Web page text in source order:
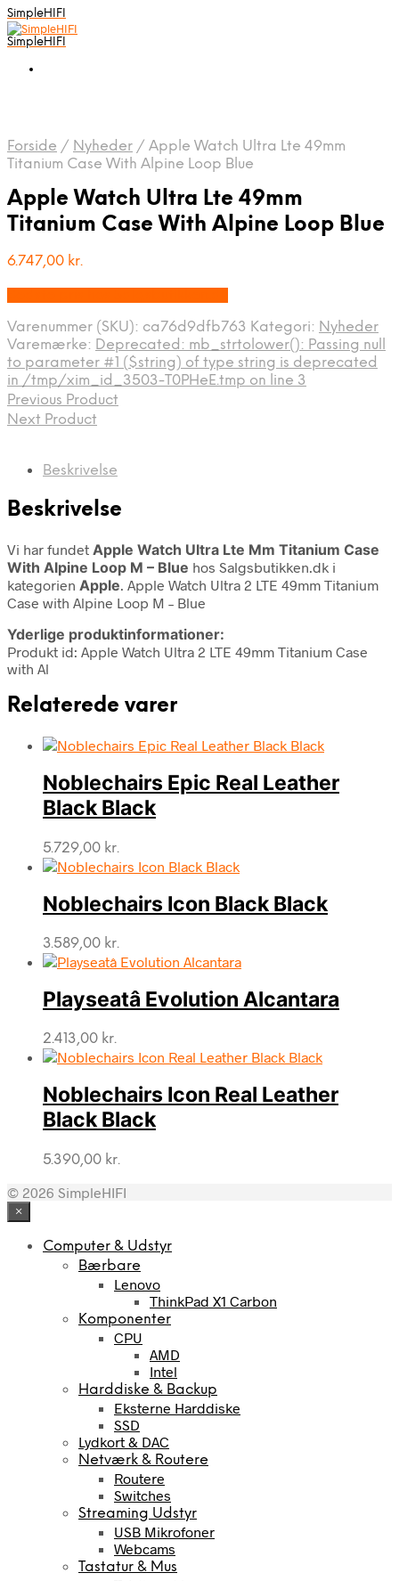
SimpleHIFI
SimpleHIFI
Forside / Nyheder / Apple Watch Ultra Lte 49mm
Titanium Case With Alpine Loop Blue
Apple Watch Ultra Lte 49mm
Titanium Case With Alpine Loop Blue
6.747,00 kr.
Varenummer (SKU): ca76d9dfb763 Kategori: Nyheder
Varemærke: Deprecated: mb_strtolower(): Passing null
to parameter #1 ($string) of type string is deprecated
in /tmp/xim_id_3503-T0PHeE.tmp on line 3
Previous Product
Next Product
Beskrivelse
Beskrivelse
Vi har fundet Apple Watch Ultra Lte Mm Titanium Case
With Alpine Loop M – Blue hos Salgsbutikken.dk i
kategorien Apple. Apple Watch Ultra 2 LTE 49mm Titanium
Case with Alpine Loop M – Blue
Yderlige produktinformationer:
Produkt id: Apple Watch Ultra 2 LTE 49mm Titanium Case
with Al
Relaterede varer
Noblechairs Epic Real Leather
Black Black
5.729,00 kr.
Noblechairs Icon Black Black
3.589,00 kr.
Playseatâ Evolution Alcantara
2.413,00 kr.
Noblechairs Icon Real Leather
Black Black
5.390,00 kr.
© 2026 SimpleHIFI
×
Computer & Udstyr
Bærbare
Lenovo
ThinkPad X1 Carbon
Komponenter
CPU
AMD
Intel
Harddiske & Backup
Eksterne Harddiske
SSD
Lydkort & DAC
Netværk & Routere
Routere
Switches
Streaming Udstyr
USB Mikrofoner
Webcams
Tastatur & Mus